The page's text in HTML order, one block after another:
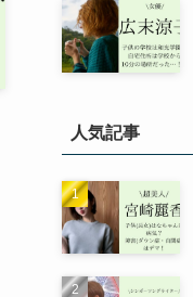
人気記事